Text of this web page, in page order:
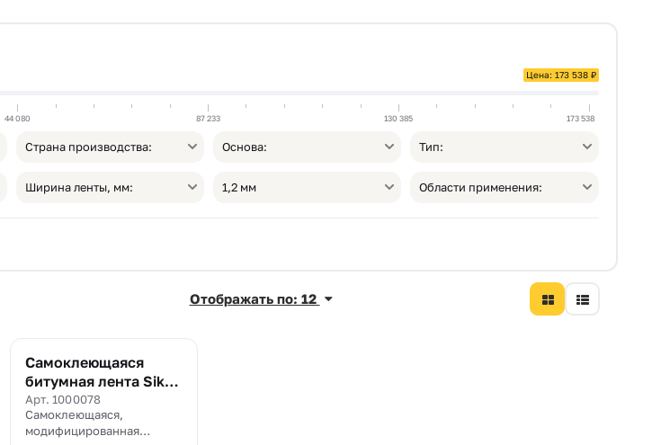
Цена: 173 538 ₽
44 080 87 233 130 385 173 538
Страна производства: Основа: Тип:
Ширина ленты, мм: 1,2 мм Области применения:
Отображать по: 12
Самоклеющаяся
битумная лента Sika
MultiSeal
Арт. 1000078
Самоклеющаяся,
модифицированная